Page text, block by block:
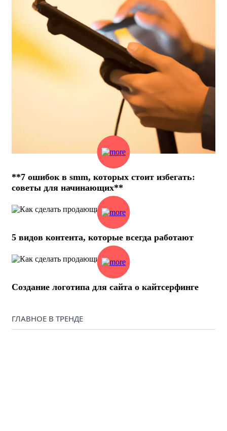
**7 ошибок в smm, которых стоит избегать:
советы для начинающих**
5 видов контента, которые всегда работают
Создание логотипа для сайта о кайтсерфинге
ГЛАВНОЕ В ТРЕНДЕ